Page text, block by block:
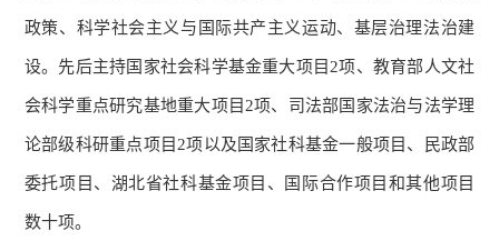
政策、科学社会主义与国际共产主义运动、基层治理法治建
设。先后主持国家社会科学基金重大项目2项、教育部人文社
会科学重点研究基地重大项目2项、司法部国家法治与法学理
论部级科研重点项目2项以及国家社科基金一般项目、民政部
委托项目、湖北省社科基金项目、国际合作项目和其他项目
数十项。